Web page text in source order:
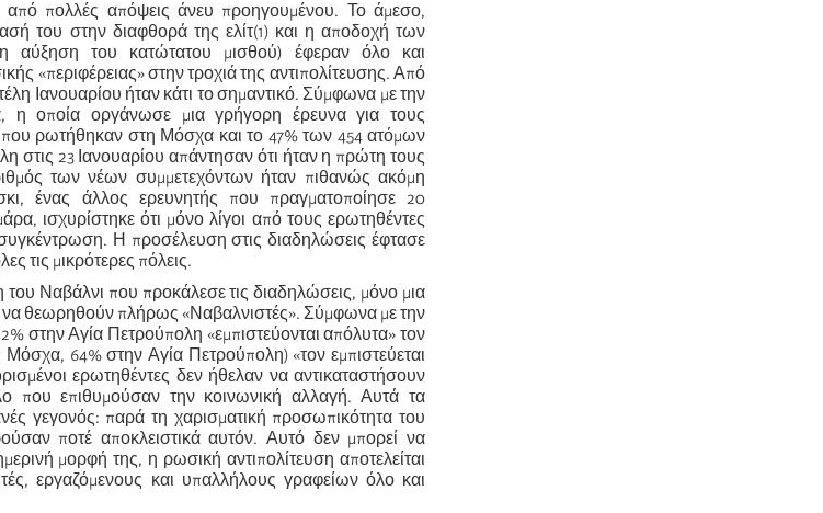
από πολλές απόψεις άνευ προηγουμένου. Το άμεσο,
του στην διαφθορά της ελίτ(1) και η αποδοχή των
αύξηση του κατώτατου μισθού) έφεραν όλο και
«περιφέρειας» στην τροχιά της αντιπολίτευσης. Από
Ιανουαρίου ήταν κάτι το σημαντικό. Σύμφωνα με την
η οποία οργάνωσε μια γρήγορη έρευνα για τους
ρωτήθηκαν στη Μόσχα και το 47% των 454 ατόμων
στις 23 Ιανουαρίου απάντησαν ότι ήταν η πρώτη τους
των νέων συμμετεχόντων ήταν πιθανώς ακόμη
ένας άλλος ερευνητής που πραγματοποίησε 20
ισχυρίστηκε ότι μόνο λίγοι από τους ερωτηθέντες
συγκέντρωση. Η προσέλευση στις διαδηλώσεις έφτασε
τις μικρότερες πόλεις.
Ναβάλνι που προκάλεσε τις διαδηλώσεις, μόνο μια
θεωρηθούν πλήρως «Ναβαλνιστές». Σύμφωνα με την
στην Αγία Πετρούπολη «εμπιστεύονται απόλυτα» τον
64% στην Αγία Πετρούπολη) «τον εμπιστεύεται
ερωτηθέντες δεν ήθελαν να αντικαταστήσουν
που επιθυμούσαν την κοινωνική αλλαγή. Αυτά τα
γεγονός: παρά τη χαρισματική προσωπικότητα του
ποτέ αποκλειστικά αυτόν. Αυτό δεν μπορεί να
μορφή της, η ρωσική αντιπολίτευση αποτελείται
εργαζόμενους και υπαλλήλους γραφείων όλο και